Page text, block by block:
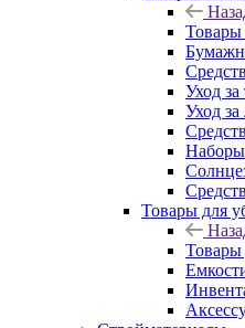
Уход за
Уход
Наборы
Товары для
Товары